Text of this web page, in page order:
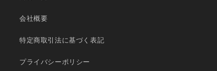
会社概要
特定商取引法に基づく表記
プライバシーポリシー